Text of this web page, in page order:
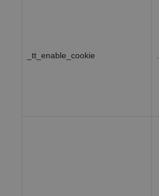
_tt_enable_cookie